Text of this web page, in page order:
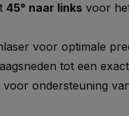
45° naar links voor
voor optimale
tot een
voor ondersteuning